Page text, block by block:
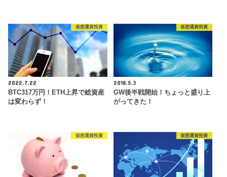
仮想通貨投資
2022.7.22
BTC317万円！ETH上昇で総資産
は変わらず！
仮想通貨投資
2018.5.3
GW後半戦開始！ちょっと盛り上
がってきた！
仮想通貨投資 仮想通貨投資